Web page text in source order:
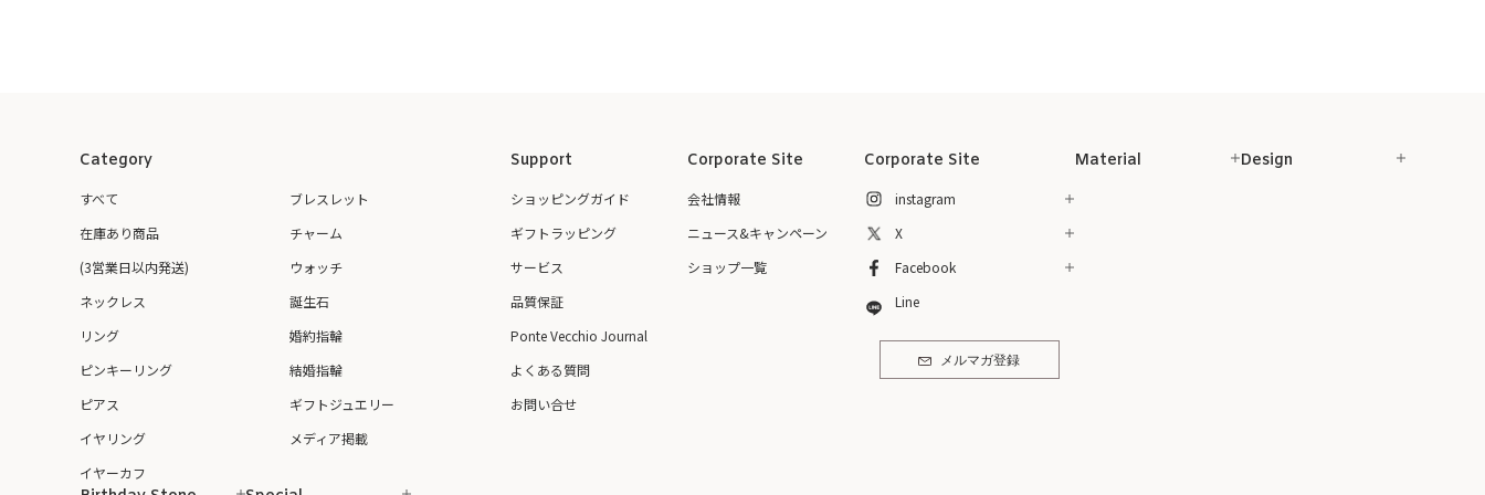
Category
すべて
在庫あり商品
(3営業日以内発送)
ネックレス
リング
ピンキーリング
ピアス
イヤリング
イヤーカフ
ブレスレット
チャーム
ウォッチ
誕生石
婚約指輪
結婚指輪
ギフトジュエリー
メディア掲載
Support
ショッピングガイド
ギフトラッピング
サービス
品質保証
Ponte Vecchio Journal
よくある質問
お問い合せ
Corporate Site
会社情報
ニュース&キャンペーン
ショップ一覧
Corporate Site
instagram
X
Facebook
Line
メルマガ登録
Material Design